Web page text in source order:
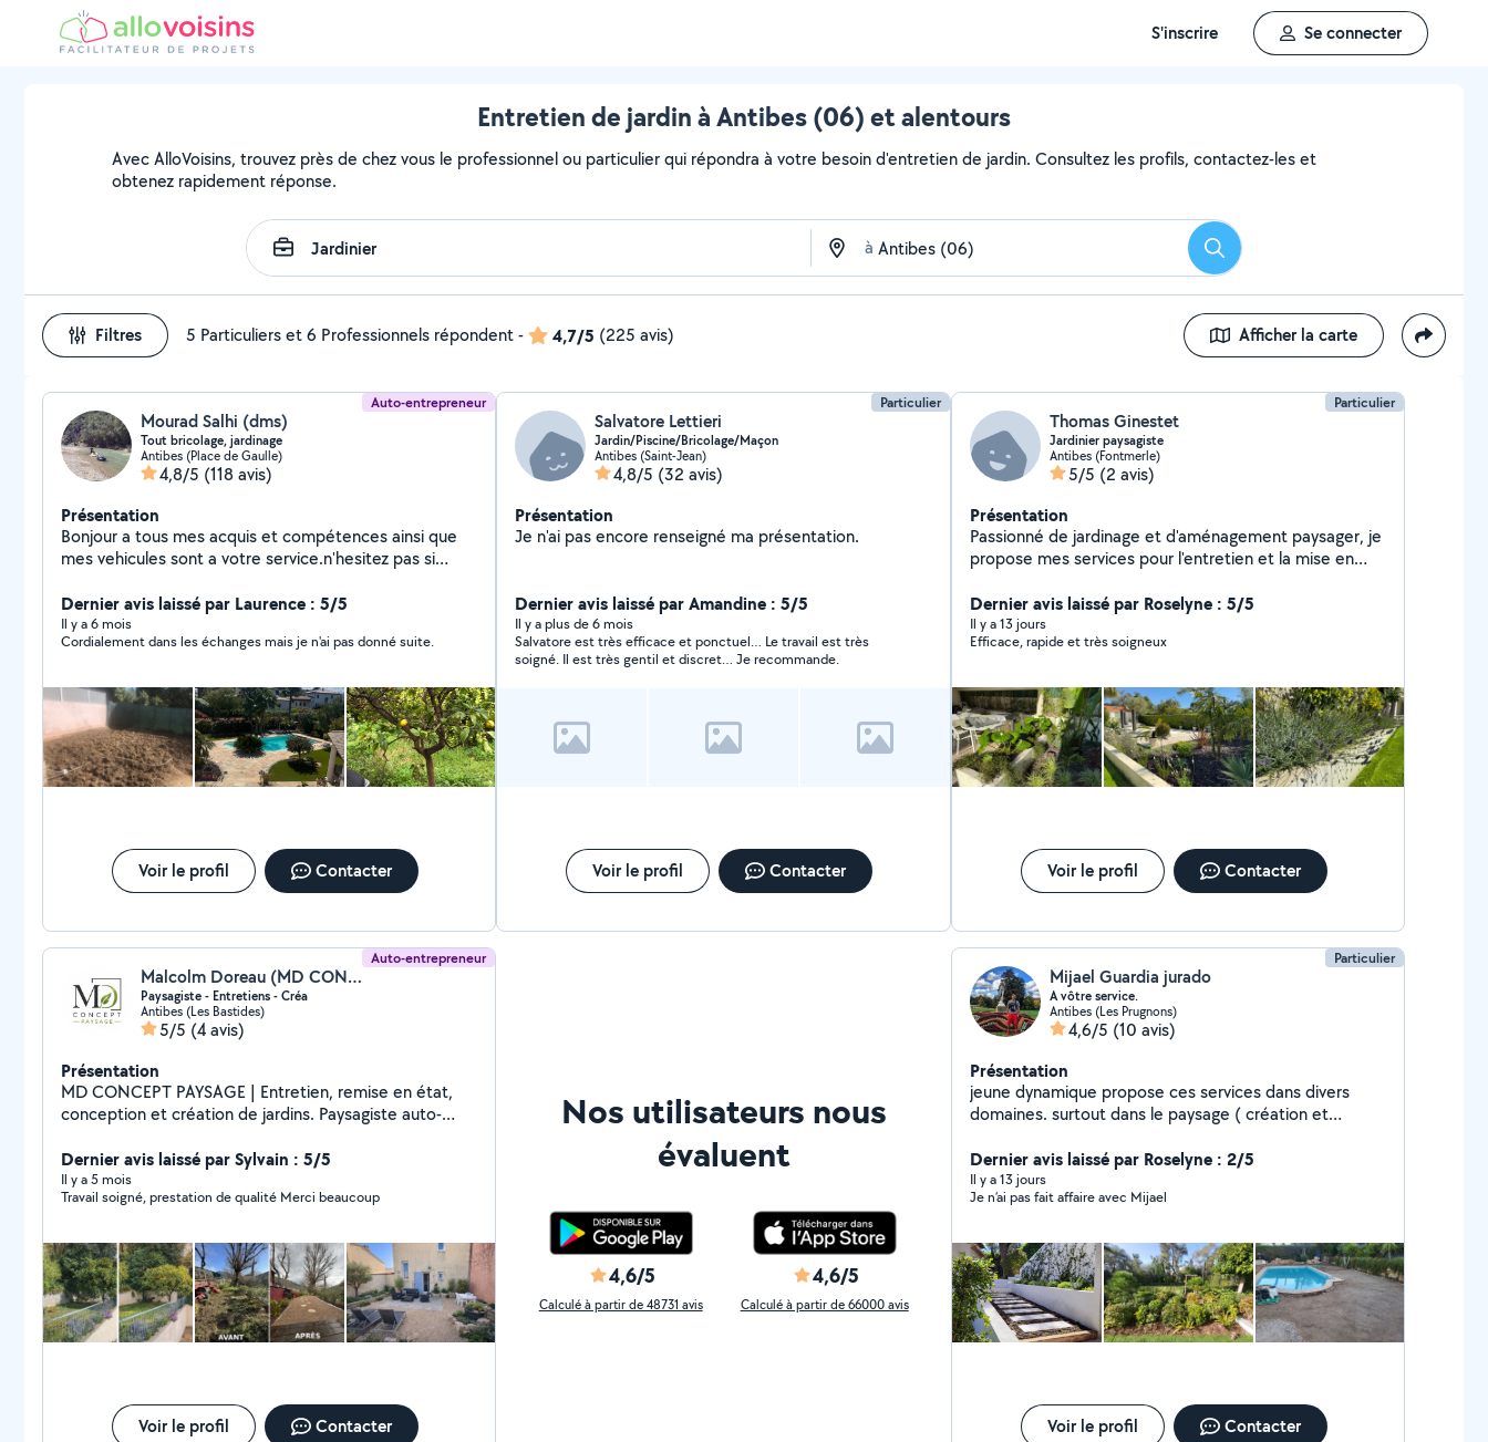
S'inscrire Se connecter
Entretien de jardin à Antibes (06) et alentours
Avec AlloVoisins, trouvez près de chez vous le professionnel ou particulier qui répondra à votre besoin d'entretien de jardin. Consultez les profils, contactez-les et
obtenez rapidement réponse.
à Rechercher
Filtres 5 Particuliers et 6 Professionnels répondent- 4,7/5 (225 avis) Afficher la carte
Auto-entrepreneur
Mourad Salhi (dms)
Tout bricolage, jardinage
Antibes (Place de Gaulle)
4,8/5 (118 avis)
Présentation
Bonjour a tous mes acquis et compétences ainsi que
mes vehicules sont a votre service.n'hesitez pas si
Dernier avis laissé par Laurence : 5/5
Il y a 6 mois
Cordialement dans les échanges mais je n'ai pas donné suite.
Voir le profil Contacter
Particulier
Salvatore Lettieri
Jardin/Piscine/Bricolage/Maçon
Antibes (Saint-Jean)
4,8/5 (32 avis)
Présentation
Je n'ai pas encore renseigné ma présentation.
Dernier avis laissé par Amandine : 5/5
Il y a plus de 6 mois
Salvatore est très efficace et ponctuel… Le travail est très
soigné. Il est très gentil et discret… Je recommande.
Voir le profil Contacter
Particulier
Thomas Ginestet
Jardinier paysagiste
Antibes (Fontmerle)
5/5 (2 avis)
Présentation
Passionné de jardinage et d'aménagement paysager, je
propose mes services pour l'entretien et la mise en
soignées et je dispose de mon propre matériel pour :
Entretien de jardins et massifs Taille de haies / arbustes
/ oliviers Débroussaillage / remise en état Plantations /
extérieur Arrosage automatique / dépannage irrigation
Travail sérieux, ponctuel et appliqué. Interventions
soignées avec souci du détail et du rendu esthétique.
N'hésitez pas à me contacter pour échanger sur votre
projet
Dernier avis laissé par Roselyne : 5/5
Il y a 13 jours
Efficace, rapide et très soigneux
Voir le profil Contacter
Auto-entrepreneur
Malcolm Doreau (MD CONCEPT PAYSAGE)
Paysagiste - Entretiens - Créa
Antibes (Les Bastides)
5/5 (4 avis)
Présentation
MD CONCEPT PAYSAGE | Entretien, remise en état,
conception et création de jardins. Paysagiste auto-
débroussaillage Taille de haies & arbustes Désherbage
& remise en état Petits abattages Traitement
phytosanitaire Arrosage automatique Pose gazon
(gravier, galets) Travail propre et soigné Matériel
professionnel Évacuation possible Devis rapide
Intervention rapide sur Antibes, Juan-les-Pins, Vallauris,
Cannes et alentours. Contactez-moi pour redonner vie
à votre jardin !
Dernier avis laissé par Sylvain : 5/5
Il y a 5 mois
Travail soigné, prestation de qualité Merci beaucoup
Voir le profil Contacter
Nos utilisateurs nous
évaluent
4,6/5
Calculé à partir de 48731 avis
4,6/5
Calculé à partir de 66000 avis
Particulier
Mijael Guardia jurado
A vôtre service.
Antibes (Les Prugnons)
4,6/5 (10 avis)
Présentation
jeune dynamique propose ces services dans divers
domaines. surtout dans le paysage ( création et
Dernier avis laissé par Roselyne : 2/5
Il y a 13 jours
Je n’ai pas fait affaire avec Mijael
Voir le profil Contacter